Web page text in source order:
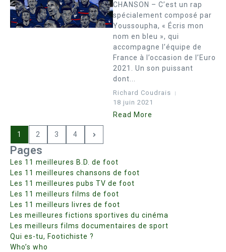
CHANSON – C’est un rap
spécialement composé par
Youssoupha, « Écris mon
nom en bleu », qui
accompagne l’équipe de
France à l’occasion de l’Euro
2021. Un son puissant
dont...
Richard Coudrais
18 juin 2021
Read More
1 2 3 4
Pages
Les 11 meilleures B.D. de foot
Les 11 meilleures chansons de foot
Les 11 meilleures pubs TV de foot
Les 11 meilleurs films de foot
Les 11 meilleurs livres de foot
Les meilleures fictions sportives du cinéma
Les meilleurs films documentaires de sport
Qui es-tu, Footichiste ?
Who’s who